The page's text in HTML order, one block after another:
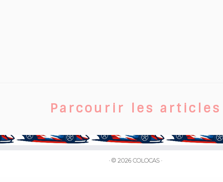
Parcourir les articles
· © 2026 COLOCAS ·